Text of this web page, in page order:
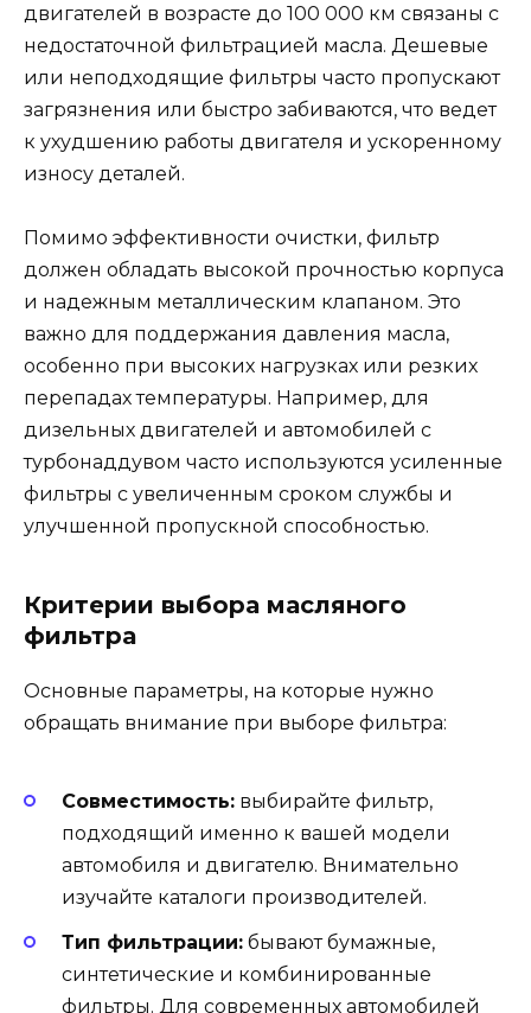
двигателей в возрасте до 100 000 км связаны с
недостаточной фильтрацией масла. Дешевые
или неподходящие фильтры часто пропускают
загрязнения или быстро забиваются, что ведет
к ухудшению работы двигателя и ускоренному
износу деталей.
Помимо эффективности очистки, фильтр
должен обладать высокой прочностью корпуса
и надежным металлическим клапаном. Это
важно для поддержания давления масла,
особенно при высоких нагрузках или резких
перепадах температуры. Например, для
дизельных двигателей и автомобилей с
турбонаддувом часто используются усиленные
фильтры с увеличенным сроком службы и
улучшенной пропускной способностью.
Критерии выбора масляного
фильтра
Основные параметры, на которые нужно
обращать внимание при выборе фильтра:
Совместимость: выбирайте фильтр,
подходящий именно к вашей модели
автомобиля и двигателю. Внимательно
изучайте каталоги производителей.
Тип фильтрации: бывают бумажные,
синтетические и комбинированные
фильтры. Для современных автомобилей